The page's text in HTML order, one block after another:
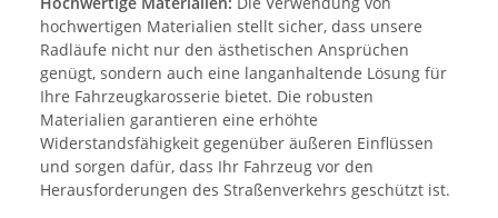
hochwertigen Materialien stellt sicher, dass unsere
Radläufe nicht nur den ästhetischen Ansprüchen
genügt, sondern auch eine langanhaltende Lösung für
Ihre Fahrzeugkarosserie bietet. Die robusten
Materialien garantieren eine erhöhte
Widerstandsfähigkeit gegenüber äußeren Einflüssen
und sorgen dafür, dass Ihr Fahrzeug vor den
Herausforderungen des Straßenverkehrs geschützt ist.